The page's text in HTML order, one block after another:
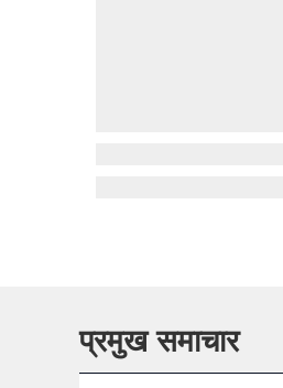
प्रमुख समाचार